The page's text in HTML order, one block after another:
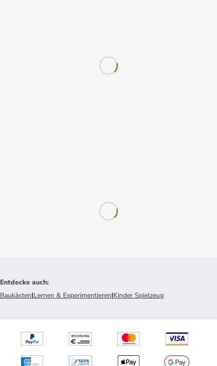
Entdecke auch:
Baukästen|Lernen & Experimentieren|Kinder Spielzeug